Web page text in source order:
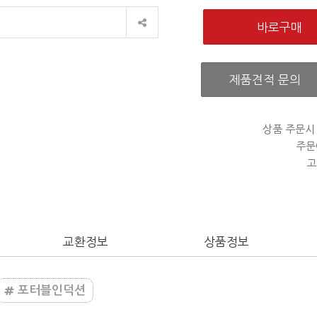
제품견적 문의
상품 주문
주
교환정보 상품정보
포터블인덕션